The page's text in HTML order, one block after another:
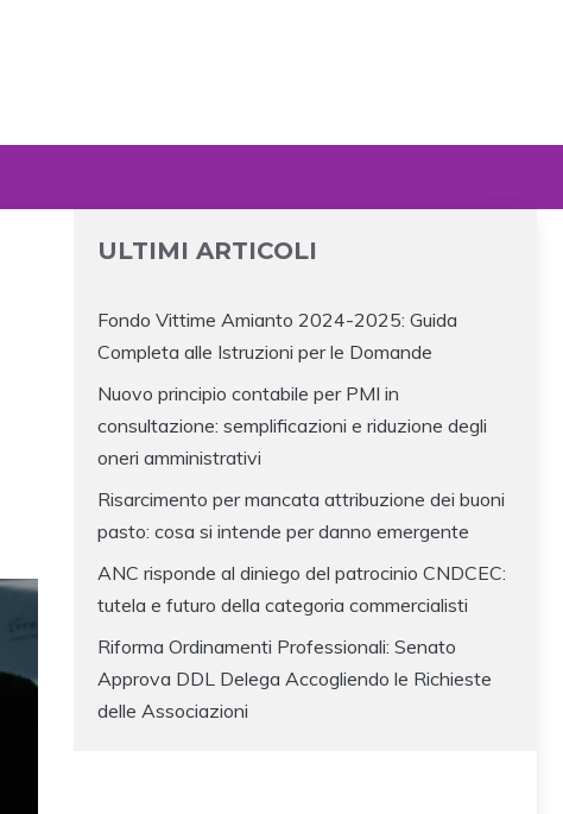
ULTIMI ARTICOLI
Fondo Vittime Amianto 2024-2025: Guida
Completa alle Istruzioni per le Domande
Nuovo principio contabile per PMI in
consultazione: semplificazioni e riduzione degli
oneri amministrativi
Risarcimento per mancata attribuzione dei buoni
pasto: cosa si intende per danno emergente
ANC risponde al diniego del patrocinio CNDCEC:
tutela e futuro della categoria commercialisti
Riforma Ordinamenti Professionali: Senato
Approva DDL Delega Accogliendo le Richieste
delle Associazioni